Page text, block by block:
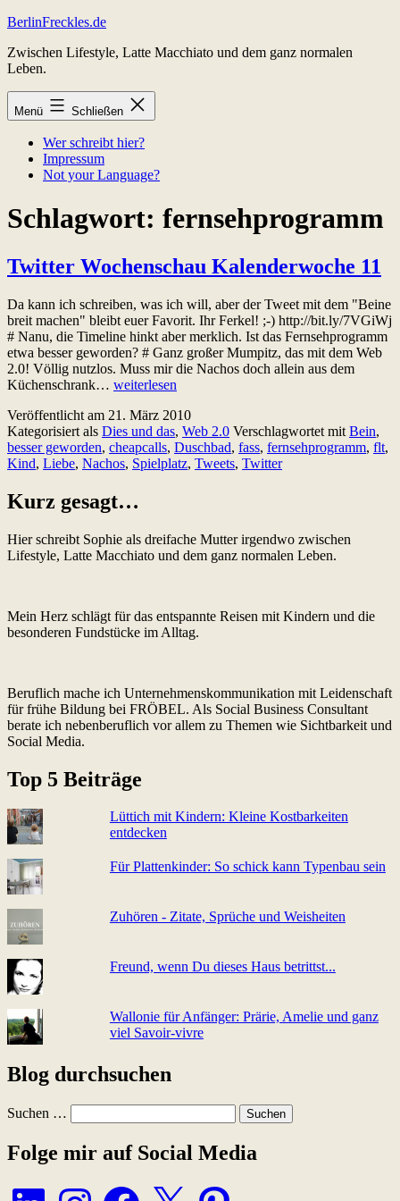
Zum
springen
BerlinFreckles.de
Zwischen Lifestyle, Latte Macchiato und dem ganz normalen
Leben.
Menü Schließen
Wer schreibt hier?
Impressum
Not your Language?
Schlagwort: fernsehprogramm
Twitter Wochenschau Kalenderwoche 11
Da kann ich schreiben, was ich will, aber der Tweet mit dem "Beine
breit machen" bleibt euer Favorit. Ihr Ferkel! ;-) http://bit.ly/7VGiWj
# Nanu, die Timeline hinkt aber merklich. Ist das Fernsehprogramm
etwa besser geworden? # Ganz großer Mumpitz, das mit dem Web
2.0! Völlig nutzlos. Muss mir die Nachos doch allein aus dem
Küchenschrank… Twitter
Kalenderwoche
11
weiterlesen
Veröffentlicht am 21. März 2010
Kategorisiert als Dies und das, Web 2.0 Verschlagwortet mit Bein,
besser geworden, cheapcalls, Duschbad, fass, fernsehprogramm, flt,
Kind, Liebe, Nachos, Spielplatz, Tweets, Twitter
Kurz gesagt…
Hier schreibt Sophie als dreifache Mutter irgendwo zwischen
Lifestyle, Latte Macchiato und dem ganz normalen Leben.
Mein Herz schlägt für das entspannte Reisen mit Kindern und die
besonderen Fundstücke im Alltag.
Beruflich mache ich Unternehmenskommunikation mit Leidenschaft
für frühe Bildung bei FRÖBEL. Als Social Business Consultant
berate ich nebenberuflich vor allem zu Themen wie Sichtbarkeit und
Social Media.
Top 5 Beiträge
Lüttich mit Kindern: Kleine Kostbarkeiten
entdecken
Für Plattenkinder: So schick kann Typenbau sein
Zuhören - Zitate, Sprüche und Weisheiten
Freund, wenn Du dieses Haus betrittst...
Wallonie für Anfänger: Prärie, Amelie und ganz
viel Sa­voir-vi­v­re
Blog durchsuchen
Suchen …
Folge mir auf Social Media
LinkedIn Instagram FacebookX Pinterest